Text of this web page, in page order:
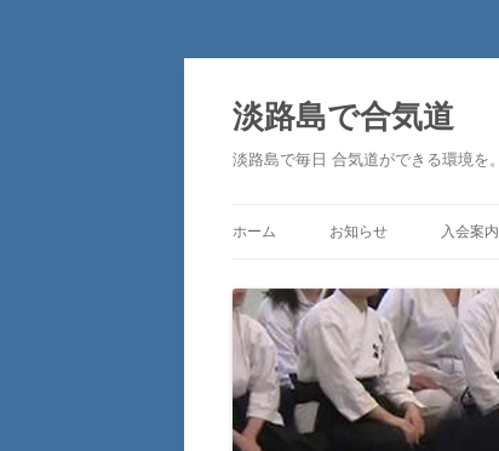
淡路島で合気道
淡路島で毎日 合気道ができる環境を。
ホーム お知らせ 入会案内